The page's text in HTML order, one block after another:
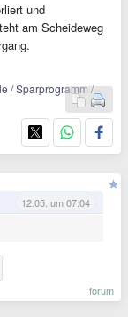
und
am Scheideweg
/ Sparprogramm /
12.05. um 07:04
forum